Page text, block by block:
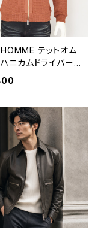
テットオム
ハニカムドライバー
ット メンズ 10255
レンジ